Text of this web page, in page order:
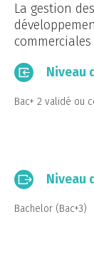
La gestion
Niveau
Bac+ 2 validé ou
Niveau
Bachelor (Bac+3)